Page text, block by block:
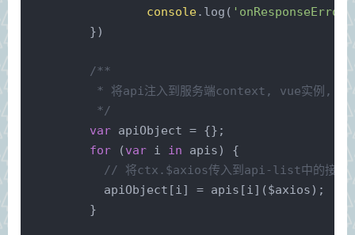
console.log( 'onResponseError'
	})
/**
* 将api注入到服务端context, vue实例,
	 */
var apiObject = {};
for (var i in apis) {
// 将ctx.$axios传入到api-list中的接口
	  apiObject[i] = apis[i]($axios);
	}